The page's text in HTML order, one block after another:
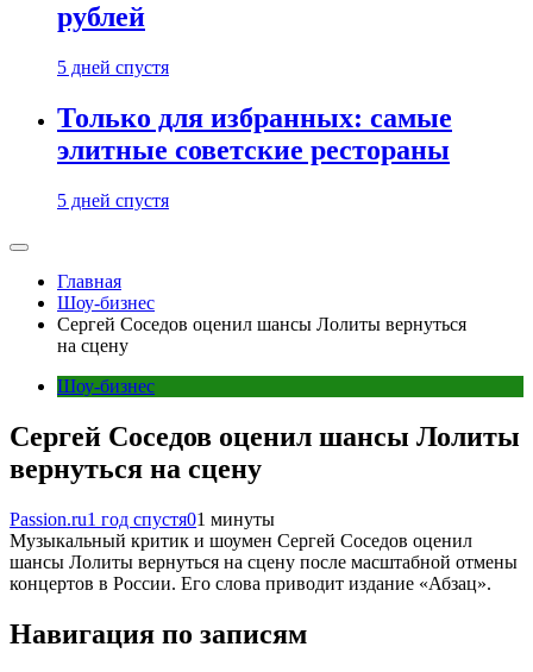
рублей
5 дней спустя
Только для избранных: самые
элитные советские рестораны
5 дней спустя
Главная
Шоу-бизнес
Сергей Соседов оценил шансы Лолиты вернуться
на сцену
Шоу-бизнес
Сергей Соседов оценил шансы Лолиты
вернуться на сцену
Passion.ru1 год спустя01 минуты
Музыкальный критик и шоумен Сергей Соседов оценил
шансы Лолиты вернуться на сцену после масштабной отмены
концертов в России. Его слова приводит издание «Абзац».
Навигация по записям